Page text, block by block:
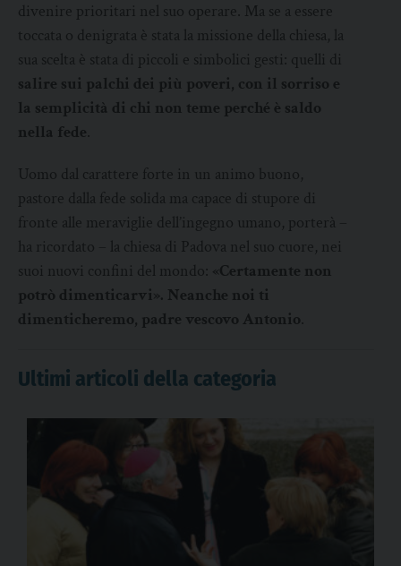
divenire prioritari nel suo operare. Ma se a essere
toccata o denigrata è stata la missione della chiesa, la
sua scelta è stata di piccoli e simbolici gesti: quelli di
salire sui palchi dei più poveri, con il sorriso e
la semplicità di chi non teme perché è saldo
nella fede
Uomo dal carattere forte in un animo buono,
pastore dalla fede solida ma capace di stupore di
fronte alle meraviglie dell’ingegno umano, porterà –
ha ricordato – la chiesa di Padova nel suo cuore, nei
suoi nuovi confini del mondo: «Certamente non
potrò dimenticarvi». Neanche noi ti
dimenticheremo, padre vescovo Antonio
Ultimi articoli della categoria